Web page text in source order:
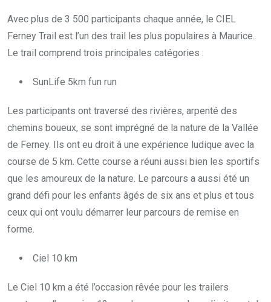
Avec plus de 3 500 participants chaque année, le CIEL
Ferney Trail est l’un des trail les plus populaires à Maurice.
Le trail comprend trois principales catégories :
SunLife 5km fun run
Les participants ont traversé des rivières, arpenté des
chemins boueux, se sont imprégné de la nature de la Vallée
de Ferney. Ils ont eu droit à une expérience ludique avec la
course de 5 km. Cette course a réuni aussi bien les sportifs
que les amoureux de la nature. Le parcours a aussi été un
grand défi pour les enfants âgés de six ans et plus et tous
ceux qui ont voulu démarrer leur parcours de remise en
forme.
Ciel 10 km
Le Ciel 10 km a été l’occasion rêvée pour les trailers